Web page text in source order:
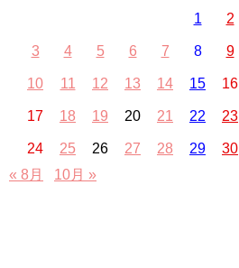
1
2
3 4 5 6 7 8 9
10 11 12 13 14 15 16
17 18 19 20 21 22 23
24 25 26 27 28 29
30
« 8月
10月 »